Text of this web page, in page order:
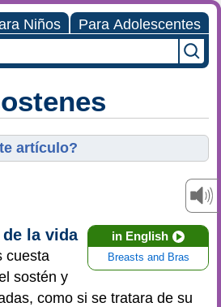
Niños Para Adolescentes
artículo?
in English
Breasts and Bras
de la vida
cuesta
sostén y
como si se tratara de su